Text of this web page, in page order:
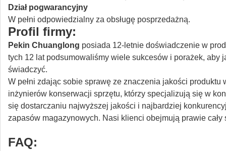
Dział pogwarancyjny
W pełni odpowiedzialny za obsługę posprzedażną.
Profil firmy:
Pekin Chuanglong posiada 12-letnie doświadczenie w
tych 12 lat podsumowaliśmy wiele sukcesów i porażek, aby
świadczyć.
W pełni zdając sobie sprawę ze znaczenia jakości
inżynierów konserwacji sprzętu, którzy specjalizują się w
się dostarczaniu najwyższej jakości i najbardziej
zapasów magazynowych. Nasi klienci obejmują prawie
FAQ: